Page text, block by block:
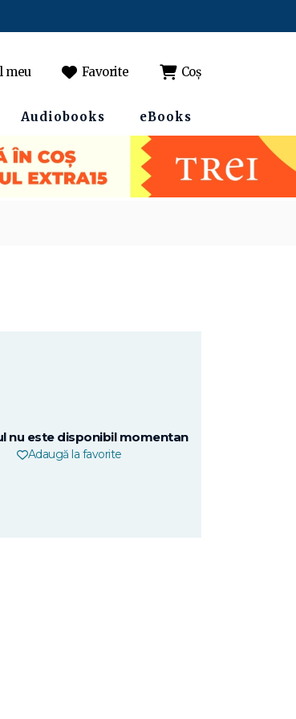
meu Favorite Coș
Audiobooks eBooks
nu este disponibil momentan
Adaugă la favorite